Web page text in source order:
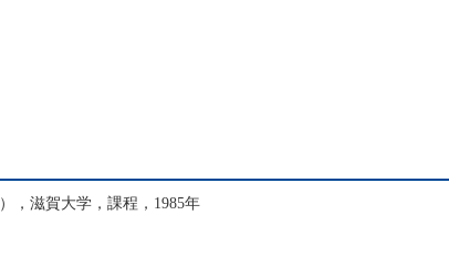
，滋賀大学，課程，1985年